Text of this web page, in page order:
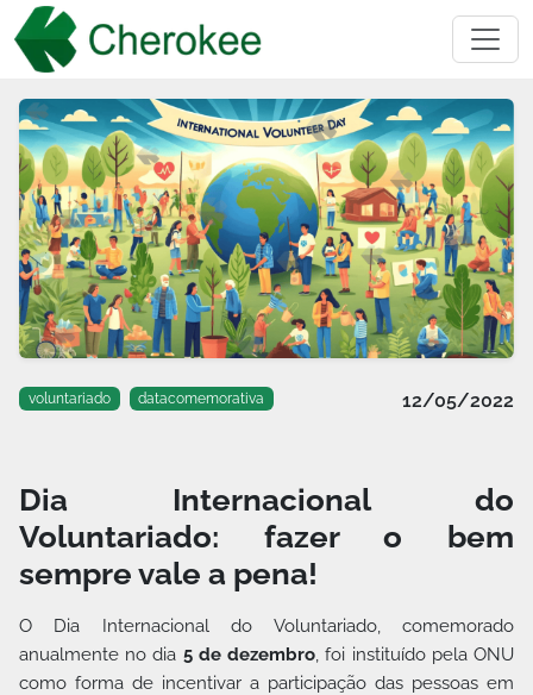
voluntariado datacomemorativa 12/05/2022
Dia Internacional do
Voluntariado: fazer o bem
sempre vale a pena!
O Dia Internacional do Voluntariado, comemorado
anualmente no dia 5 de dezembro, foi instituído pela ONU
como forma de incentivar a participação das pessoas em